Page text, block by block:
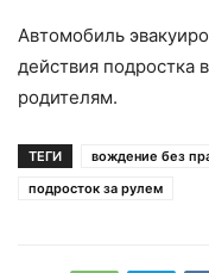
Автомобиль
действия подростка
родителям.
ТЕГИ вождение без
подросток за рулем